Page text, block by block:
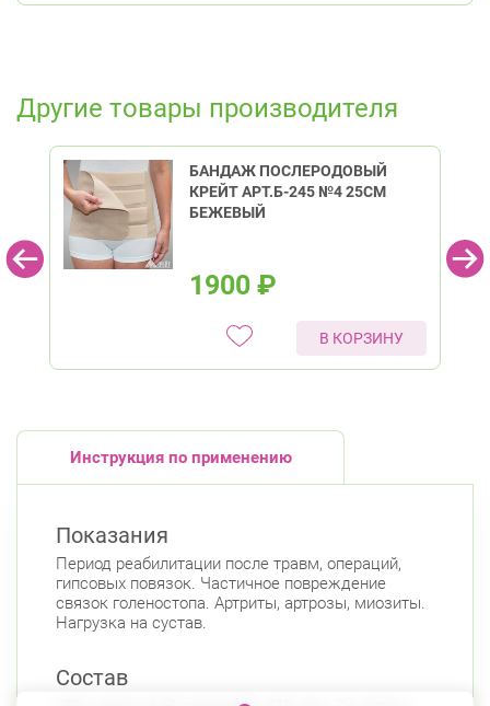
Другие товары производителя
БАНДАЖ ПОСЛЕРОДОВЫЙ
КРЕЙТ АРТ.Б-245 №4 25СМ
БЕЖЕВЫЙ
1900 ₽
В КОРЗИНУ
Инструкция по применению
Показания
Период реабилитации после травм, операций,
гипсовых повязок. Частичное повреждение
связок голеностопа. Артриты, артрозы, миозиты.
Нагрузка на сустав.
Состав